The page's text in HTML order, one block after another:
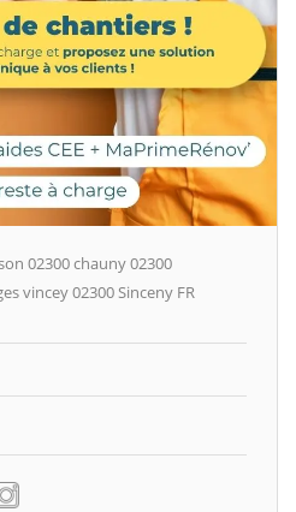
02300 chauny 02300
vincey 02300 Sinceny FR